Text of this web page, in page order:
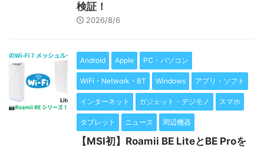
検証！
2026/8/6
Android Apple PC・パソコン
WiFi・Network・BT Windows アプリ・ソフト
インターネット ガジェット・デジモノ スマホ
タブレット ニュース 周辺機器
【MSI初】Roamii BE LiteとBE Proを